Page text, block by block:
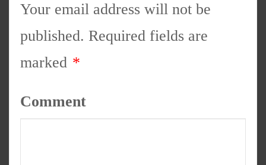
Your email address will not be
published. Required fields are
marked *
Comment